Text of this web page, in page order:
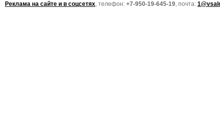
Реклама на сайте и в соцсетях, телефон: +7-950-19-645-19, почта: